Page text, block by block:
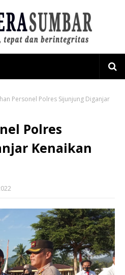
Personel Polres Sijunjung Diganjar
Polres
Kenaikan